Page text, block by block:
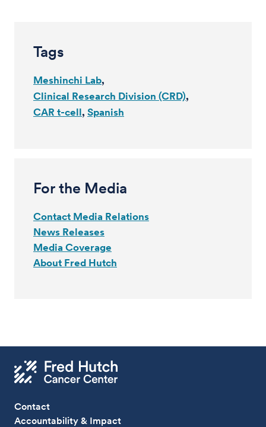
Tags
Meshinchi Lab
Clinical Research Division (CRD)
CAR t-cell Spanish
For the Media
Contact Media Relations
News Releases
Media Coverage
About Fred Hutch
Contact
Accountability & Impact